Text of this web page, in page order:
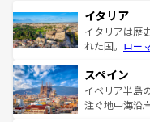
イタリア
イタリアは歴
れた国。 ロー
ろん、トスカ
景など、自然
ピザやパスタ
スペイン
イベリア半島
注ぐ地中海沿